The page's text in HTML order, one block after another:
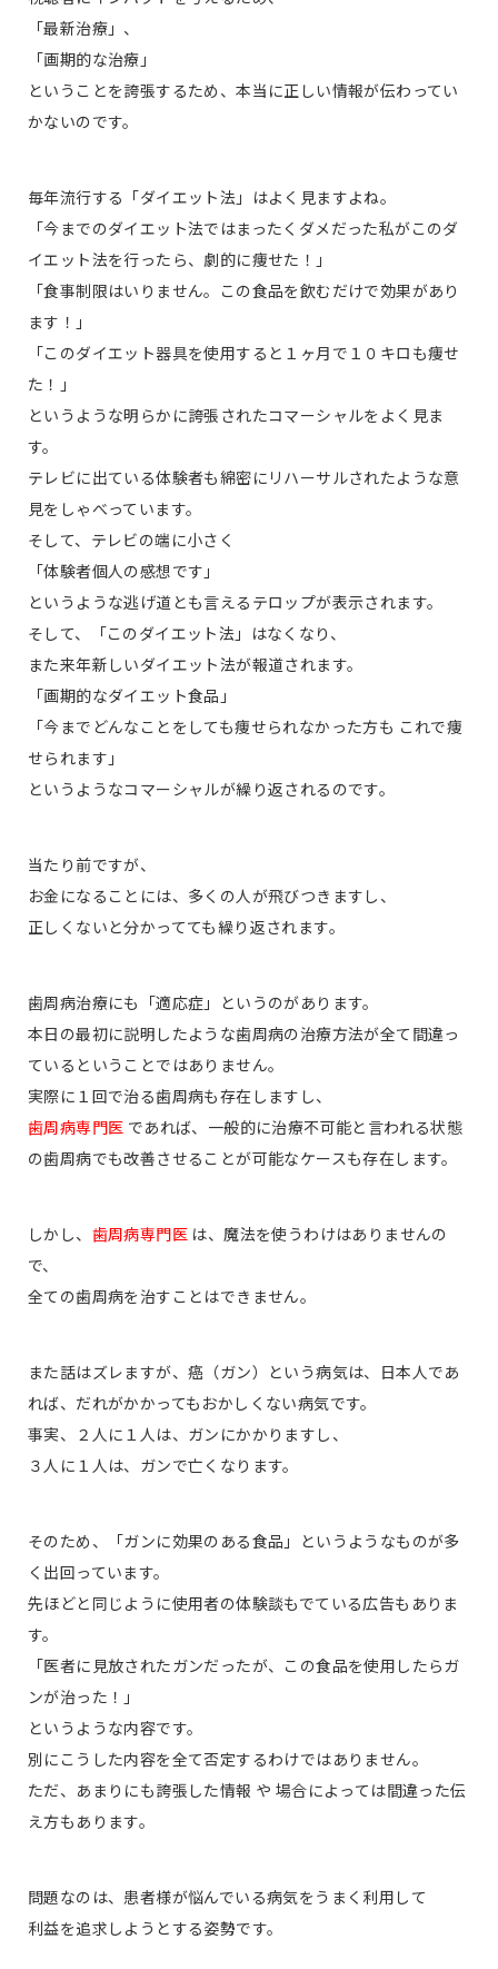
「最新治療」、
「画期的な治療」
ということを誇張するため、本当に正しい情報が伝わってい
かないのです。
毎年流行する「ダイエット法」はよく見ますよね。
「今までのダイエット法ではまったくダメだった私がこのダ
イエット法を行ったら、劇的に痩せた！」
「食事制限はいりません。この食品を飲むだけで効果があり
ます！」
「このダイエット器具を使用すると１ヶ月で１０キロも痩せ
た！」
というような明らかに誇張されたコマーシャルをよく見ま
す。
テレビに出ている体験者も綿密にリハーサルされたような意
見をしゃべっています。
そして、テレビの端に小さく
「体験者個人の感想です」
というような逃げ道とも言えるテロップが表示されます。
そして、「このダイエット法」はなくなり、
また来年新しいダイエット法が報道されます。
「画期的なダイエット食品」
「今までどんなことをしても痩せられなかった方も これで痩
せられます」
というようなコマーシャルが繰り返されるのです。
当たり前ですが、
お金になることには、多くの人が飛びつきますし、
正しくないと分かってても繰り返されます。
歯周病治療にも「適応症」というのがあります。
本日の最初に説明したような歯周病の治療方法が全て間違っ
ているということではありません。
実際に１回で治る歯周病も存在しますし、
歯周病専門医 であれば、一般的に治療不可能と言われる状態
の歯周病でも改善させることが可能なケースも存在します。
しかし、 歯周病専門医 は、魔法を使うわけはありませんの
で、
全ての歯周病を治すことはできません。
また話はズレますが、癌（ガン）という病気は、日本人であ
れば、だれがかかってもおかしくない病気です。
事実、２人に１人は、ガンにかかりますし、
３人に１人は、ガンで亡くなります。
そのため、「ガンに効果のある食品」というようなものが多
く出回っています。
先ほどと同じように使用者の体験談もでている広告もありま
す。
「医者に見放されたガンだったが、この食品を使用したらガ
ンが治った！」
というような内容です。
別にこうした内容を全て否定するわけではありません。
ただ、あまりにも誇張した情報 や 場合によっては間違った伝
え方もあります。
問題なのは、患者様が悩んでいる病気をうまく利用して
利益を追求しようとする姿勢です。